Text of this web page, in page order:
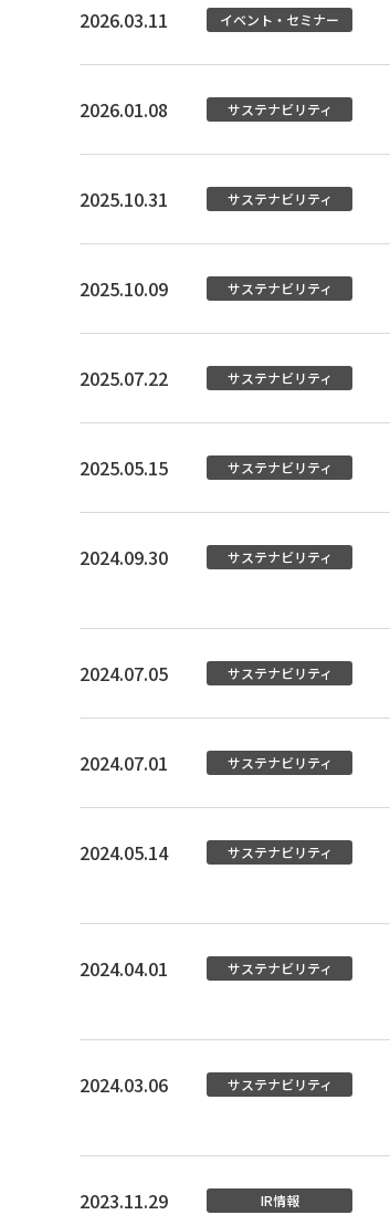
2026.03.11 イベント・セミナー
2026.01.08 サステナビリティ
2025.10.31 サステナビリティ
2025.10.09 サステナビリティ
2025.07.22 サステナビリティ
2025.05.15 サステナビリティ
2024.09.30 サステナビリティ
2024.07.05 サステナビリティ
2024.07.01 サステナビリティ
2024.05.14 サステナビリティ
2024.04.01 サステナビリティ
2024.03.06 サステナビリティ
2023.11.29 IR情報